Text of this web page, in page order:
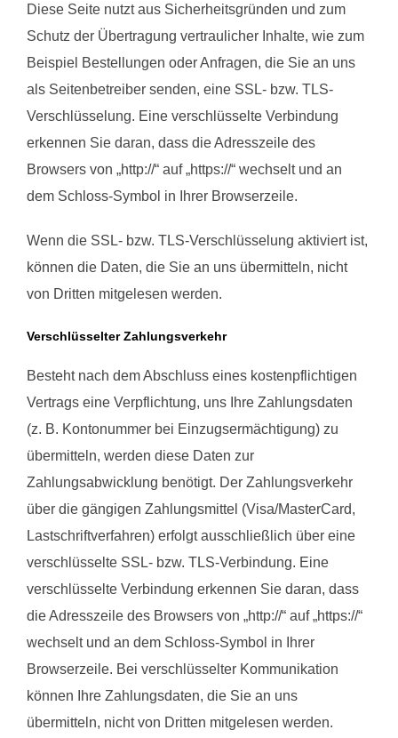
Diese Seite nutzt aus Sicherheitsgründen und zum
Schutz der Übertragung vertraulicher Inhalte, wie zum
Beispiel Bestellungen oder Anfragen, die Sie an uns
als Seitenbetreiber senden, eine SSL- bzw. TLS-
Verschlüsselung. Eine verschlüsselte Verbindung
erkennen Sie daran, dass die Adresszeile des
Browsers von „http://“ auf „https://“ wechselt und an
dem Schloss-Symbol in Ihrer Browserzeile.
Wenn die SSL- bzw. TLS-Verschlüsselung aktiviert ist,
können die Daten, die Sie an uns übermitteln, nicht
von Dritten mitgelesen werden.
Verschlüsselter Zahlungsverkehr
Besteht nach dem Abschluss eines kostenpflichtigen
Vertrags eine Verpflichtung, uns Ihre Zahlungsdaten
(z. B. Kontonummer bei Einzugsermächtigung) zu
übermitteln, werden diese Daten zur
Zahlungsabwicklung benötigt. Der Zahlungsverkehr
über die gängigen Zahlungsmittel (Visa/MasterCard,
Lastschriftverfahren) erfolgt ausschließlich über eine
verschlüsselte SSL- bzw. TLS-Verbindung. Eine
verschlüsselte Verbindung erkennen Sie daran, dass
die Adresszeile des Browsers von „http://“ auf „https://“
wechselt und an dem Schloss-Symbol in Ihrer
Browserzeile. Bei verschlüsselter Kommunikation
können Ihre Zahlungsdaten, die Sie an uns
übermitteln, nicht von Dritten mitgelesen werden.